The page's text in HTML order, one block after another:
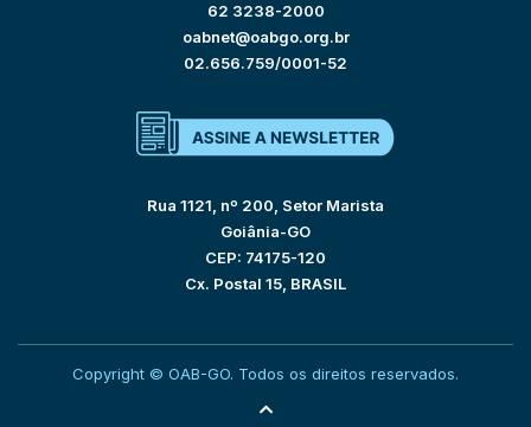
62 3238-2000
oabnet@oabgo.org.br
02.656.759/0001-52
Rua 1121, nº 200, Setor Marista
Goiânia-GO
CEP: 74175-120
Cx. Postal 15, BRASIL
Copyright © OAB-GO. Todos os direitos reservados.